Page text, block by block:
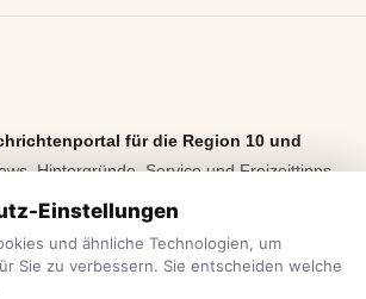
für die Region 10 und
Hintergründe, Service und Freizeittipps
Städten und Landkreisen.
bis Sport, von Alltagstipps bis
immer aktuell, immer aus Ihrer Nähe.
Einstellungen
und ähnliche Technologien, um
Sie zu verbessern. Sie entscheiden welche